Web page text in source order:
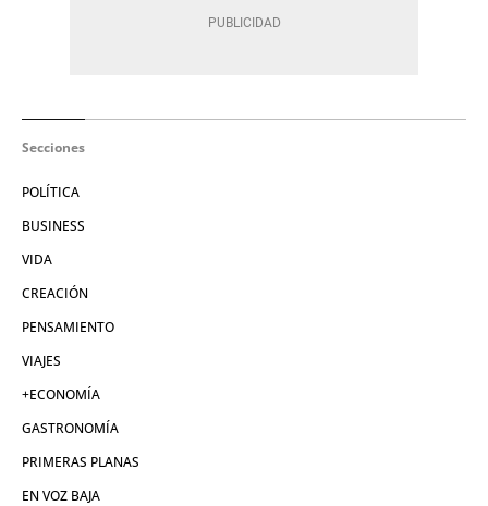
Secciones
POLÍTICA
BUSINESS
VIDA
CREACIÓN
PENSAMIENTO
VIAJES
+ECONOMÍA
GASTRONOMÍA
PRIMERAS PLANAS
EN VOZ BAJA